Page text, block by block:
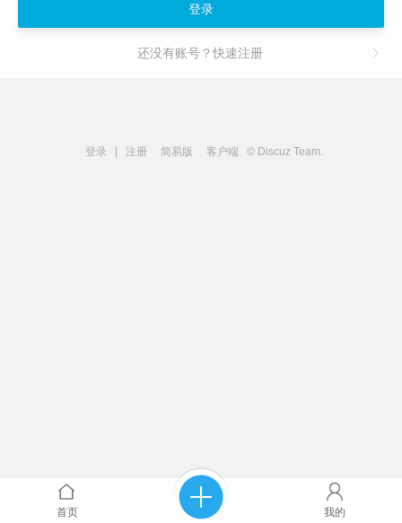
登录
还没有账号？快速注册
登录 注册 简易版 客户端 © Discuz Team.
首页 我的